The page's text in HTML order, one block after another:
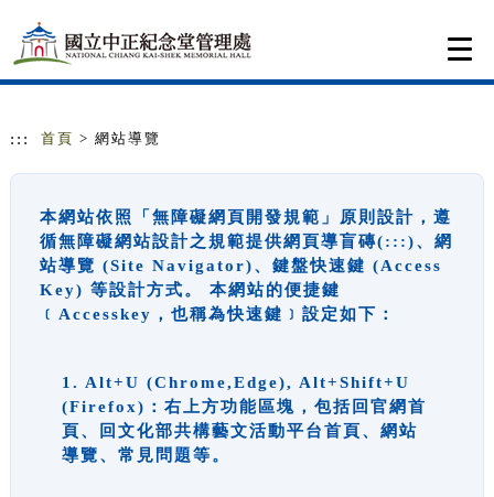
::: 首頁 > 網站導覽
本網站依照「無障礙網頁開發規範」原則設計，遵
循無障礙網站設計之規範提供網頁導盲磚(:::)、網
站導覽 (Site Navigator)、鍵盤快速鍵 (Access
Key) 等設計方式。 本網站的便捷鍵
﹝Accesskey，也稱為快速鍵﹞設定如下：
1. Alt+U (Chrome,Edge), Alt+Shift+U
(Firefox)：右上方功能區塊，包括回官網首
頁、回文化部共構藝文活動平台首頁、網站
導覽、常見問題等。